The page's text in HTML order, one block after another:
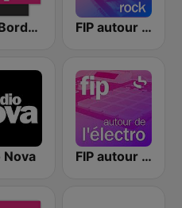
FIP à Bordeaux FIP autour du rock
Nova FIP autour de l'électro